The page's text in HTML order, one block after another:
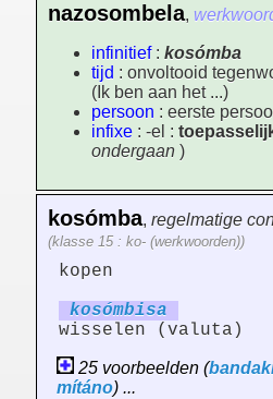
nazosombela,
infinitief: kosómba
tijd : onvoltooid
(Ik ben aan het ...)
persoon : eerste
infixe : -el :
ondergaan )
kosómba, regelmatige
(klasse 15 : ko- (werkwoorden))
kopen
kosómbisa
wisselen (valuta)
25 voorbeelden (
mítáno) ...